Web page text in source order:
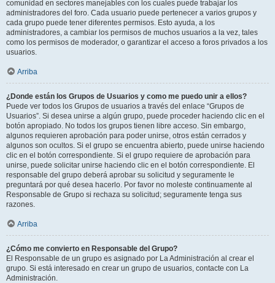
comunidad en sectores manejables con los cuales puede trabajar los
administradores del foro. Cada usuario puede pertenecer a varios grupos y
cada grupo puede tener diferentes permisos. Esto ayuda, a los
administradores, a cambiar los permisos de muchos usuarios a la vez, tales
como los permisos de moderador, o garantizar el acceso a foros privados a los
usuarios.
Arriba
¿Donde están los Grupos de Usuarios y como me puedo unir a ellos?
Puede ver todos los Grupos de usuarios a través del enlace “Grupos de
Usuarios”. Si desea unirse a algún grupo, puede proceder haciendo clic en el
botón apropiado. No todos los grupos tienen libre acceso. Sin embargo,
algunos requieren aprobación para poder unirse, otros están cerrados y
algunos son ocultos. Si el grupo se encuentra abierto, puede unirse haciendo
clic en el botón correspondiente. Si el grupo requiere de aprobación para
unirse, puede solicitar unirse haciendo clic en el botón correspondiente. El
responsable del grupo deberá aprobar su solicitud y seguramente le
preguntará por qué desea hacerlo. Por favor no moleste continuamente al
Responsable de Grupo si rechaza su solicitud; seguramente tenga sus
razones.
Arriba
¿Cómo me convierto en Responsable del Grupo?
El Responsable de un grupo es asignado por La Administración al crear el
grupo. Si está interesado en crear un grupo de usuarios, contacte con La
Administración.